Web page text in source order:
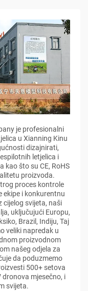
je profesionalni
u Xianning Kinu
dizajnirati,
letjelica i
što su CE, RoHS
proizvoda.
proces kontrole
ekipe i konkurentnu
cijelog svijeta, naši
uključujući Europu,
Brazil, Indiju, Taj
veliki napredak u
proizvodnom
našeg odjela za
da poduzmemo
500+ setova
mjesečno, i
svijeta.